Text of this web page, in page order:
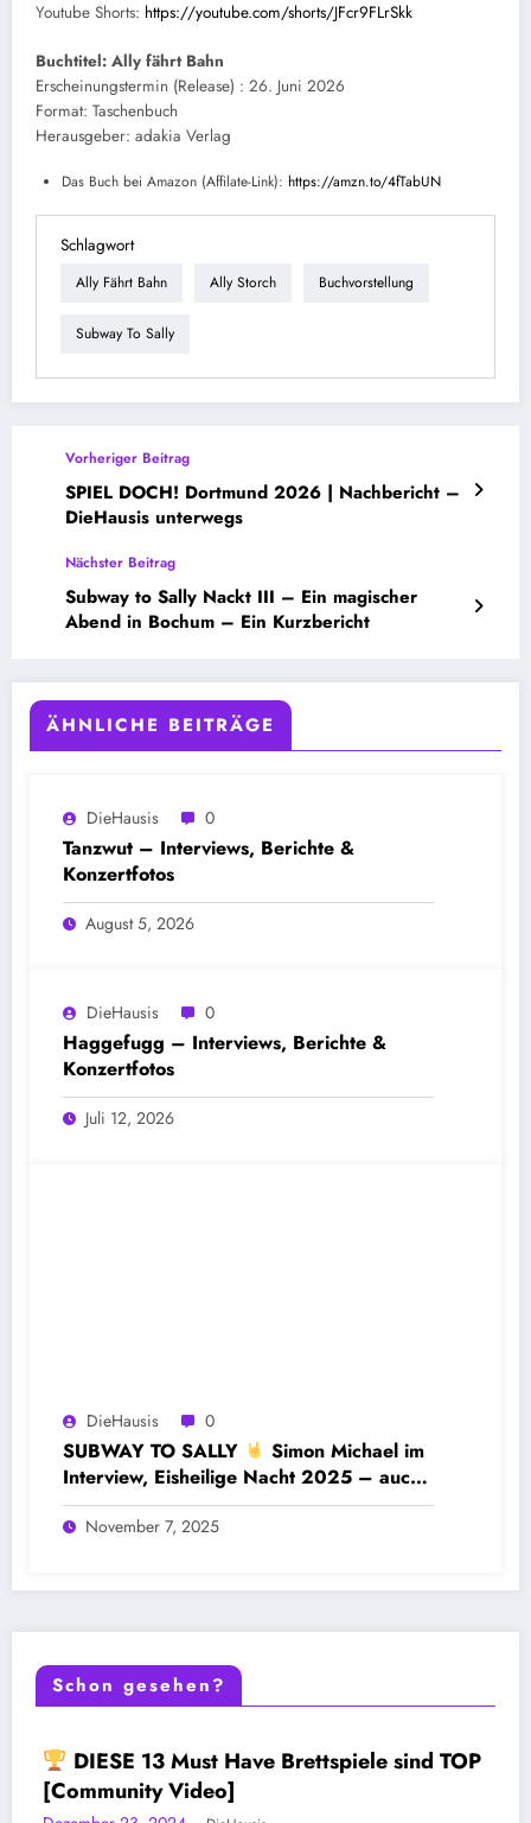
Youtube Shorts: https://youtube.com/shorts/JFcr9FLrSkk
Buchtitel: Ally fährt Bahn
Erscheinungstermin (Release) : 26. Juni 2026
Format: Taschenbuch
Herausgeber: adakia Verlag
Das Buch bei Amazon (Affilate-Link): https://amzn.to/4fTabUN
Schlagwort
Ally Fährt Bahn Ally Storch Buchvorstellung
Subway To Sally
Vorheriger Beitrag
SPIEL DOCH! Dortmund 2026 | Nachbericht –
DieHausis unterwegs
Nächster Beitrag
Subway to Sally Nackt III – Ein magischer
Abend in Bochum – Ein Kurzbericht
ÄHNLICHE BEITRÄGE
DieHausis 0
Tanzwut – Interviews, Berichte &
Konzertfotos
August 5, 2026
DieHausis 0
Haggefugg – Interviews, Berichte &
Konzertfotos
Juli 12, 2026
DieHausis 0
SUBWAY TO SALLY
Simon Michael im
Interview, Eisheilige Nacht 2025 – auch
noch 2026?
November 7, 2025
Schon gesehen?
TOPLISTEN MUST-HAVE-BRETTSPIELE
13 Must Have Brettspiele sind TOP
Video]